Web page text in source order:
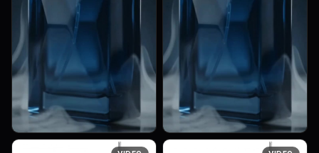
The bottle stands on a
Luxury fragrance commercial,